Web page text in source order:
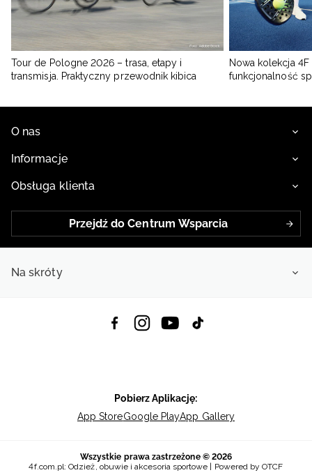
Tour de Pologne 2026 – trasa, etapy i
transmisja. Praktyczny przewodnik kibica
Nowa kolekcja
funkcjonalność
O nas
Informacje
Obsługa klienta
Przejdź do Centrum Wsparcia
Na skróty
Pobierz Aplikację:
App StoreGoogle PlayApp Gallery
Wszystkie prawa zastrzeżone © 2026
4f.com.pl: Odzież, obuwie i akcesoria sportowe | Powered by OTCF